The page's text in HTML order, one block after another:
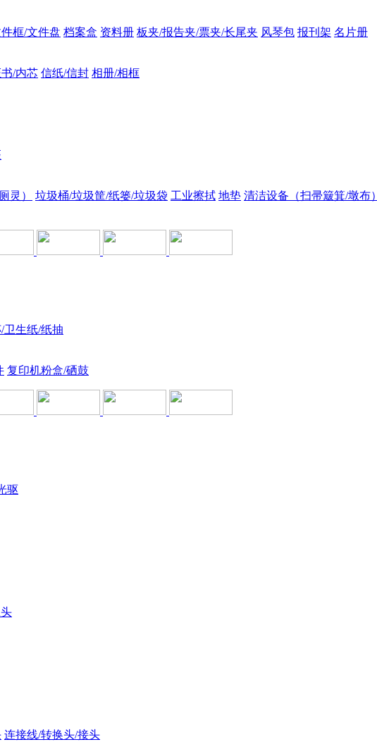
框/文件盘 档案盒 资料册 板夹/报告夹/票夹/长尾夹 风琴包 报刊架 名片册
/内芯 信纸/信封 相册/相框
灵）
垃圾桶/垃圾筐/纸篓/垃圾袋 工业擦拭 地垫 清洁设备（扫帚簸箕/墩布）
卫生纸/纸抽
复印机粉盒/硒鼓
驱
连接线/转换头/接头